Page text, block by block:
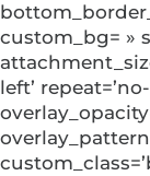
custom_bg= »
left’